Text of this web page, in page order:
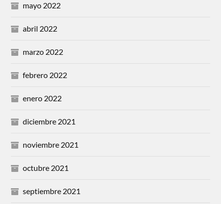
mayo 2022
abril 2022
marzo 2022
febrero 2022
enero 2022
diciembre 2021
noviembre 2021
octubre 2021
septiembre 2021